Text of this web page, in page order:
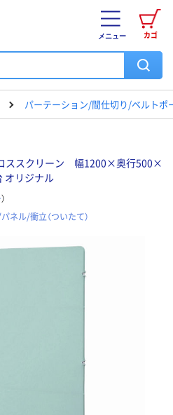
カゴ
メニュー
パーテーション/間仕切り/ベルトポ
ススクリーン 幅1200×奥行500×
リジナル
）
ネル/衝立（ついたて）